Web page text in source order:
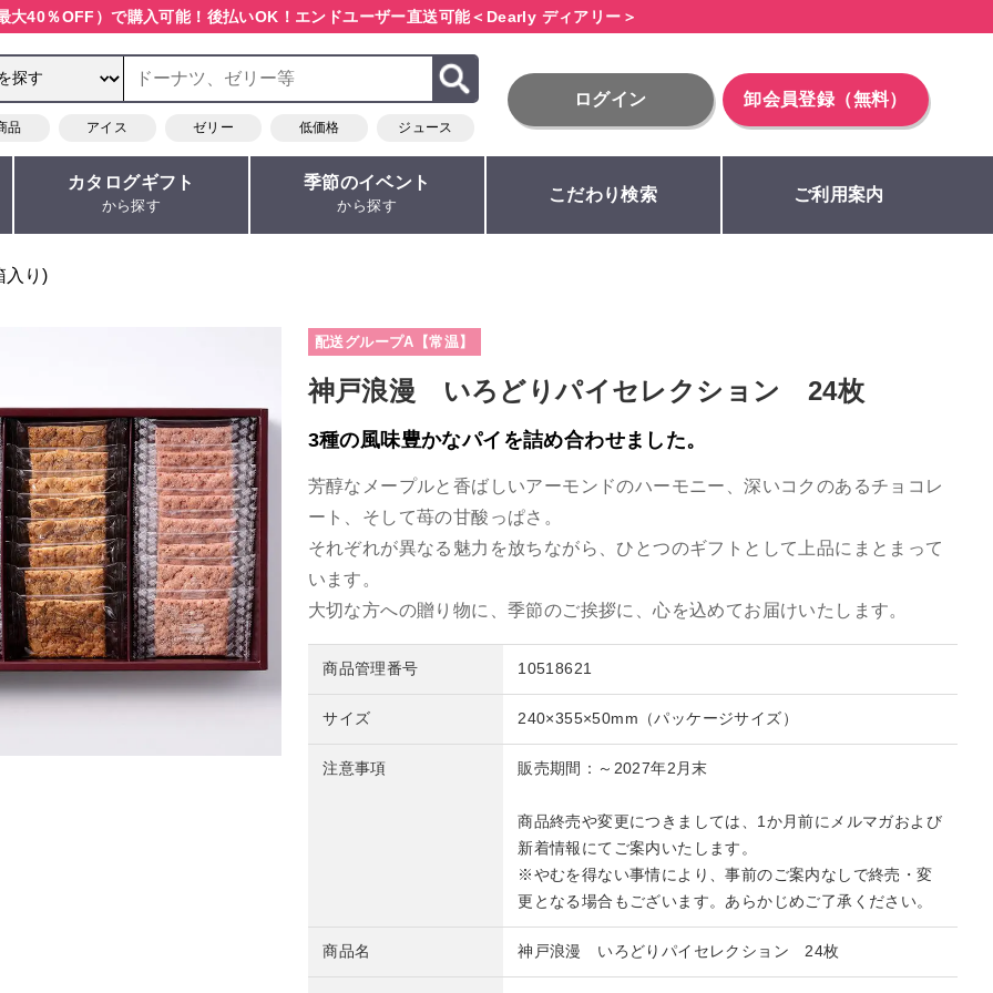
大40％OFF）で購入可能！ 後払いOK！エンドユーザー直送可能＜Dearly ディアリー＞
品 アイス ゼリー 低価格 ジュース
ログイン 卸会員登録（無料）
カタログギフト
から探す
季節のイベント
から探す
こだわり検索 ご利用案内
入り)
配送グループA【常温】
神戸浪漫 いろどりパイセレクション 24枚
3種の風味豊かなパイを詰め合わせました。
芳醇なメープルと香ばしいアーモンドのハーモニー、深いコクのあるチョコレ
ート、そして苺の甘酸っぱさ。
それぞれが異なる魅力を放ちながら、ひとつのギフトとして上品にまとまって
います。
大切な方への贈り物に、季節のご挨拶に、心を込めてお届けいたします。
商品管理番号 10518621
サイズ 240×355×50mm（パッケージサイズ）
注意事項 販売期間：～2027年2月末
商品終売や変更につきましては、1か月前にメルマガおよび
新着情報にてご案内いたします。
※やむを得ない事情により、事前のご案内なしで終売・変
更となる場合もございます。あらかじめご了承ください。
商品名 神戸浪漫 いろどりパイセレクション 24枚